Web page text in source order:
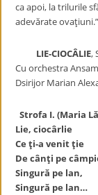
ca apoi, la trilurile
adevărate ovațiuni.”
LIE-CIOCÂLIE,
Cu orchestra
Dsirijor Marian
Strofa I. (Maria
Lie, ciocârlie
Ce ți-a venit ție
De cânți pe
Singură pe lan,
Singură pe lan…